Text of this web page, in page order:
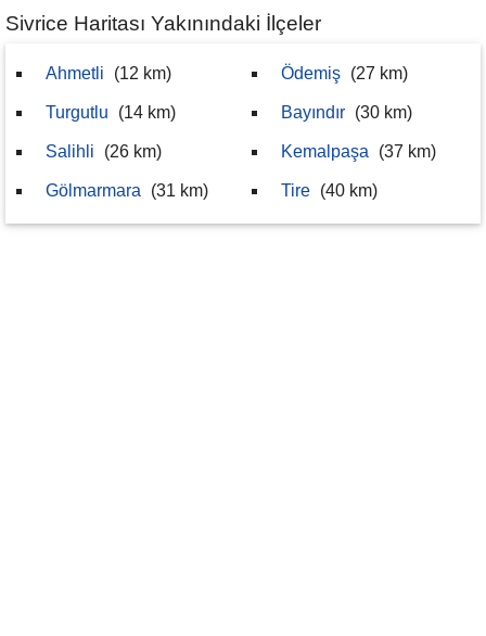
Sivrice Haritası Yakınındaki İlçeler
Ahmetli (12 km)
Turgutlu (14 km)
Salihli (26 km)
Gölmarmara (31 km)
Ödemiş (27 km)
Bayındır (30 km)
Kemalpaşa (37 km)
Tire (40 km)